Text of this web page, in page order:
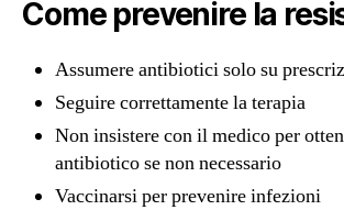
Come prevenire la
Assumere antibiotici solo su
Seguire correttamente la terapia
Non insistere con il medico per
antibiotico se non necessario
Vaccinarsi per prevenire infezioni